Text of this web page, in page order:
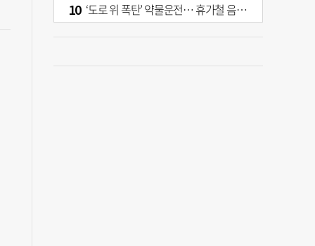
‘도로 위 폭탄’ 약물운전… 휴가철 음주와 병행 단속 [교통안전, 시민이 만든다]